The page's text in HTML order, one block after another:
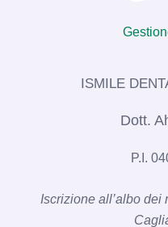
ISMILE
Dott.
P.I.
Iscrizione all’albo